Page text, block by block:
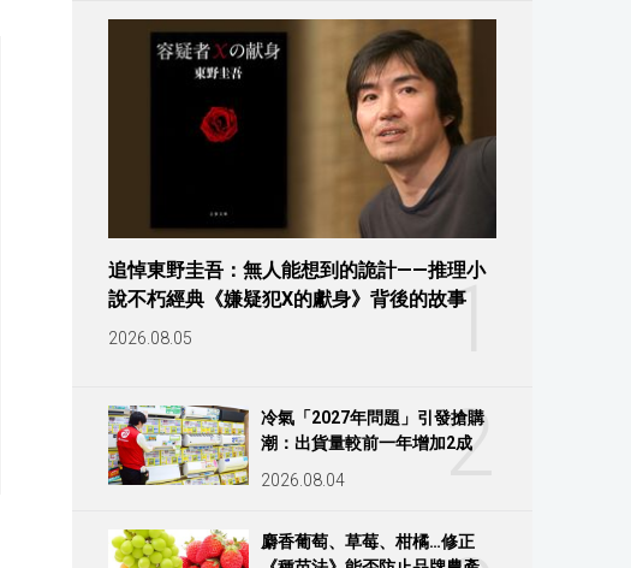
1
追悼東野圭吾：無人能想到的詭計——推理小
說不朽經典《嫌疑犯X的獻身》背後的故事
2026.08.05
2
冷氣「2027年問題」引發搶購
潮：出貨量較前一年增加2成
2026.08.04
麝香葡萄、草莓、柑橘…修正